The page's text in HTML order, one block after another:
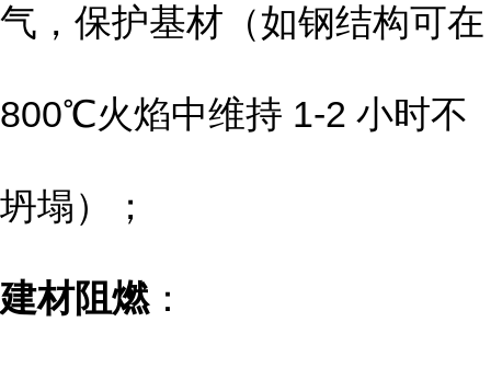
气，保护基材（如钢结构可在
800℃火焰中维持 1-2 小时不
坍塌）；
建材阻燃：